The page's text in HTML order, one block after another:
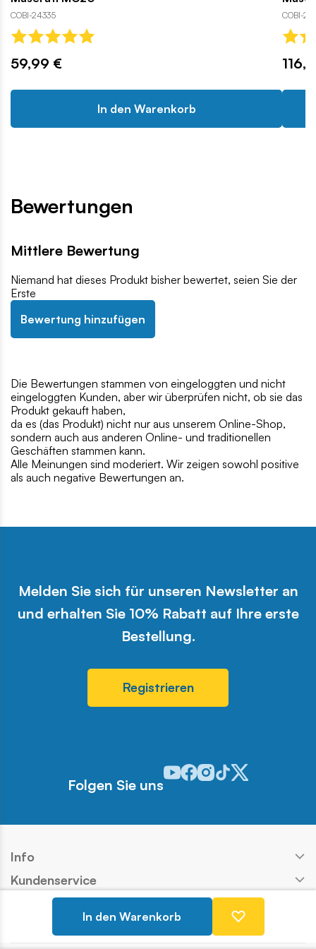
In den Warenkorb
COBI-24335
59,99 €
In den Warenkorb
COBI-
Bewertungen
Mittlere Bewertung
Niemand hat dieses Produkt bisher bewertet, seien Sie der
Erste
Bewertung hinzufügen
Die Bewertungen stammen von eingeloggten und nicht
eingeloggten Kunden, aber wir überprüfen nicht, ob sie das
Produkt gekauft haben,
da es (das Produkt) nicht nur aus unserem Online-Shop,
sondern auch aus anderen Online- und traditionellen
Geschäften stammen kann.
Alle Meinungen sind moderiert. Wir zeigen sowohl positive
als auch negative Bewertungen an.
Melden Sie sich für unseren Newsletter an
und erhalten Sie 10% Rabatt auf Ihre erste
Bestellung.
Registrieren
Folgen Sie uns
Odwiedź nasz profil w serwisie
Odwiedź nasz profil w
Odwiedź nasz profil w
Odwiedź nasz profil
Odwiedź nasz
Info
Kundenservice